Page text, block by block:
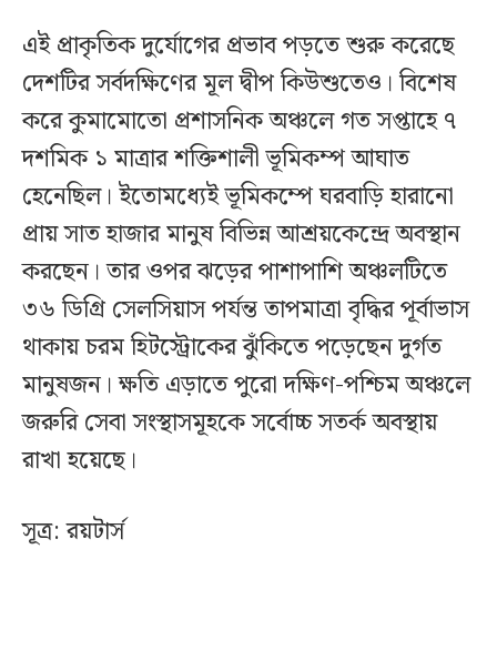
এই প্রাকৃতিক দুর্যোগের প্রভাব পড়তে শুরু করেছে
দেশটির সর্বদক্ষিণের মূল দ্বীপ কিউশুতেও। বিশেষ
করে কুমামোতো প্রশাসনিক অঞ্চলে গত সপ্তাহে ৭
দশমিক ১ মাত্রার শক্তিশালী ভূমিকম্প আঘাত
হেনেছিল। ইতোমধ্যেই ভূমিকম্পে ঘরবাড়ি হারানো
প্রায় সাত হাজার মানুষ বিভিন্ন আশ্রয়কেন্দ্রে অবস্থান
করছেন। তার ওপর ঝড়ের পাশাপাশি অঞ্চলটিতে
৩৬ ডিগ্রি সেলসিয়াস পর্যন্ত তাপমাত্রা বৃদ্ধির পূর্বাভাস
থাকায় চরম হিটস্ট্রোকের ঝুঁকিতে পড়েছেন দুর্গত
মানুষজন। ক্ষতি এড়াতে পুরো দক্ষিণ-পশ্চিম অঞ্চলে
জরুরি সেবা সংস্থাসমূহকে সর্বোচ্চ সতর্ক অবস্থায়
রাখা হয়েছে।
সূত্র: রয়টার্স